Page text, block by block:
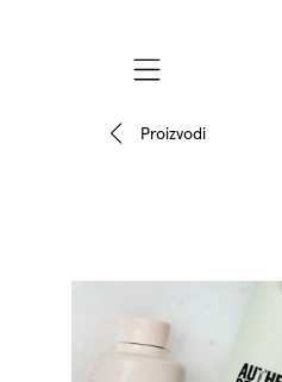
Mobile navigation
Proizvodi